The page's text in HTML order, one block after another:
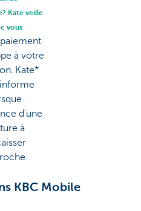
Kate veille
vous
à votre
Kate*
d'une
à
KBC Mobile